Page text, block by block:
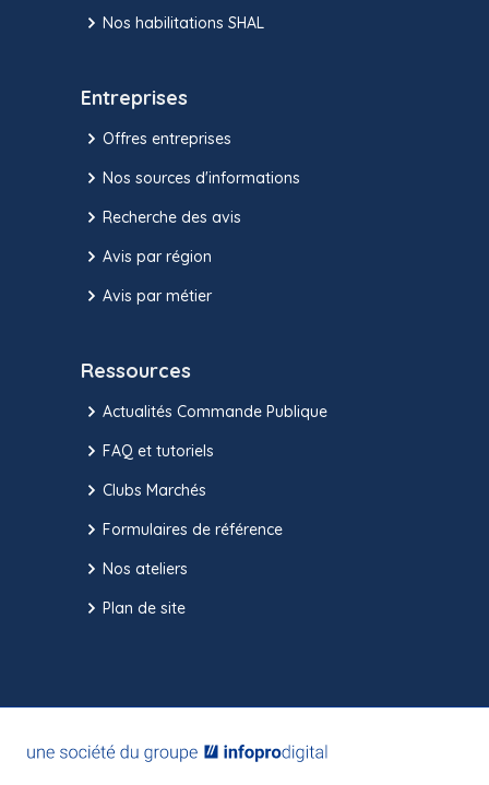
Nos habilitations SHAL
Entreprises
Offres entreprises
Nos sources d'informations
Recherche des avis
Avis par région
Avis par métier
Ressources
Actualités Commande Publique
FAQ et tutoriels
Clubs Marchés
Formulaires de référence
Nos ateliers
Plan de site